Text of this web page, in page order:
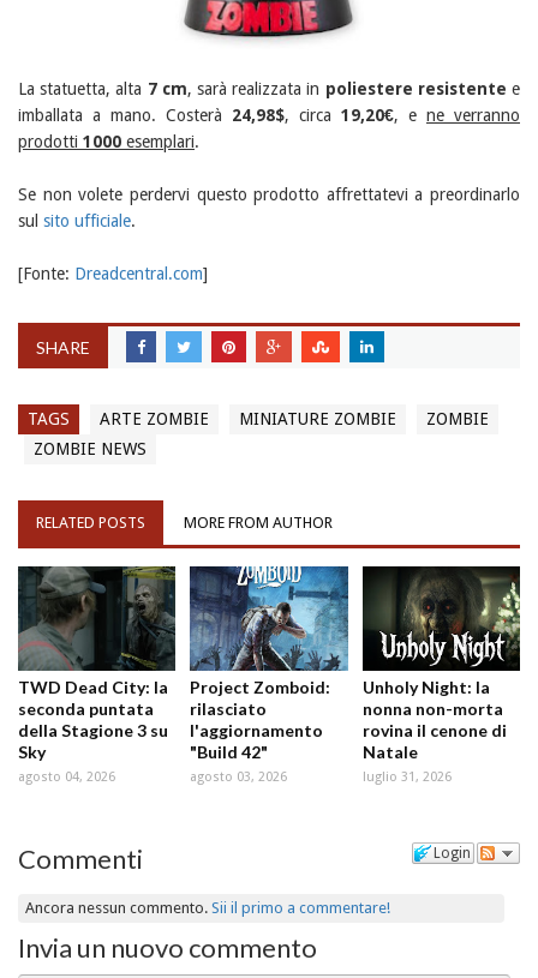
La statuetta, alta 7 cm, sarà realizzata in poliestere resistente e
imballata a mano. Costerà 24,98$, circa 19,20€, e ne verranno
prodotti 1000 esemplari.
Se non volete perdervi questo prodotto affrettatevi a preordinarlo
sul sito ufficiale.
[Fonte: Dreadcentral.com]
SHARE
TAGS ARTE ZOMBIE MINIATURE ZOMBIE
ZOMBIE
ZOMBIE NEWS
RELATED POSTS MORE FROM AUTHOR
TWD Dead City: la
seconda puntata
della Stagione 3 su
Sky
agosto 04, 2026
Project Zomboid:
rilasciato
l'aggiornamento
"Build 42"
agosto 03, 2026
Unholy Night: la
nonna non-morta
rovina il cenone di
Natale
luglio 31, 2026
Login
Commenti
Ancora nessun commento.Sii il primo a commentare!
Invia un nuovo commento